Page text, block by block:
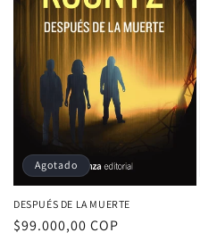
Agotado
DESPUÉS DE LA MUERTE
Proveedor:
Precio
$99.000,00 COP